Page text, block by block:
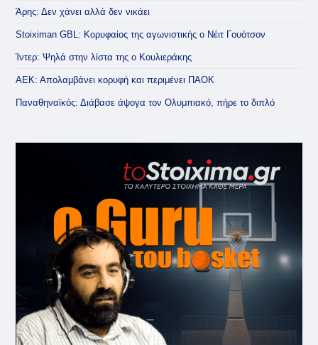
Άρης: Δεν χάνει αλλά δεν νικάει
Stoiximan GBL: Κορυφαίος της αγωνιστικής ο Νέιτ Γουότσον
Ίντερ: Ψηλά στην λίστα της ο Κουλιεράκης
ΑΕΚ: Απολαμβάνει κορυφή και περιμένει ΠΑΟΚ
Παναθηναϊκός: Διάβασε άψογα τον Ολυμπιακό, πήρε το διπλό